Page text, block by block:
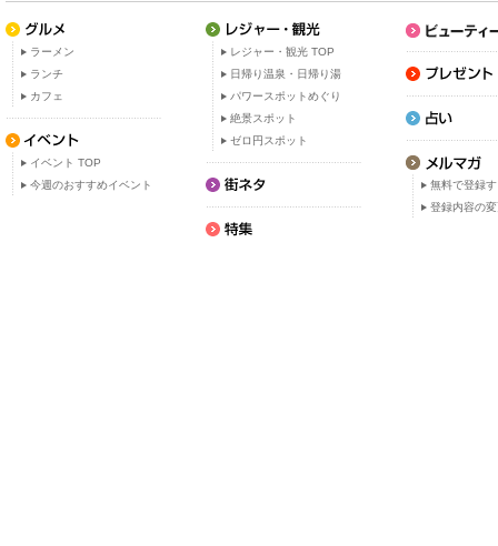
ラーメン
ランチ
カフェ
イベント TOP
今週のおすすめイベント
レジャー・観光 TOP
日帰り温泉・日帰り湯
パワースポットめぐり
絶景スポット
ゼロ円スポット
無料で登録
登録内容の